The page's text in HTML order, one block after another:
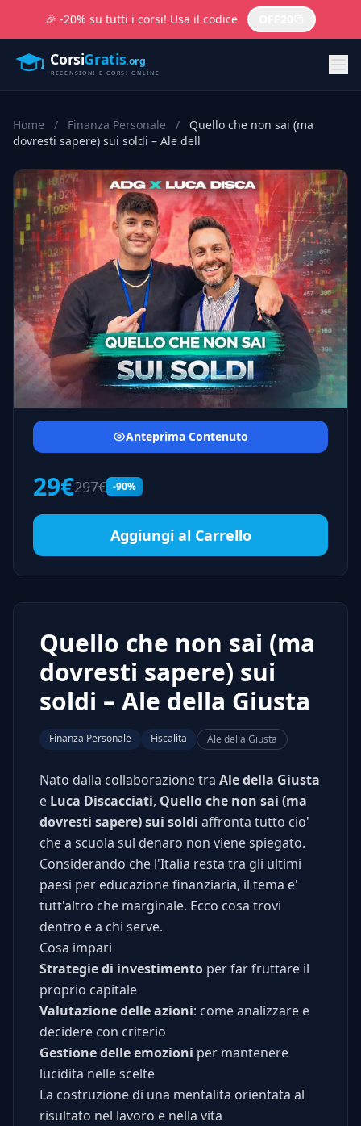
🎉 -20% su tutti i corsi! Usa il codice
Home / Finanza Personale /
Quello che non sai (ma
dovresti sapere) sui soldi – Ale dell
Anteprima Contenuto
29€297€ -90%
Aggiungi al Carrello
Quello che non sai (ma
dovresti sapere) sui
soldi – Ale della Giusta
Finanza Personale Fiscalita Ale della Giusta
Nato dalla collaborazione tra Ale della Giusta
e Luca Discacciati, Quello che non sai (ma
dovresti sapere) sui soldi affronta tutto cio'
che a scuola sul denaro non viene spiegato.
Considerando che l'Italia resta tra gli ultimi
paesi per educazione finanziaria, il tema e'
tutt'altro che marginale. Ecco cosa trovi
dentro e a chi serve.
Cosa impari
Strategie di investimento per far fruttare il
proprio capitale
Valutazione delle azioni: come analizzare e
decidere con criterio
Gestione delle emozioni per mantenere
lucidita nelle scelte
La costruzione di una mentalita orientata al
risultato nel lavoro e nella vita